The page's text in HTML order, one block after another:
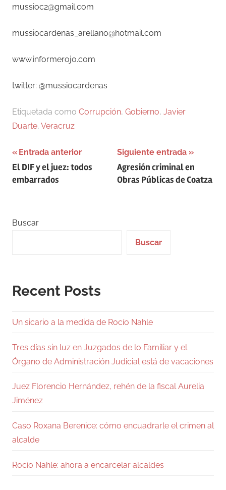
mussioc2@gmail.com
mussiocardenas_arellano@hotmail.com
www.informerojo.com
twitter: @mussiocardenas
Etiquetada como Corrupción, Gobierno, Javier
Duarte, Veracruz
Navegación
de
Entrada anterior
El DIF y el juez: todos
embarrados
Siguiente entrada
Agresión criminal en
Obras Públicas de Coatza
Buscar
Buscar
Recent Posts
Un sicario a la medida de Rocío Nahle
Tres días sin luz en Juzgados de lo Familiar y el
Órgano de Administración Judicial está de vacaciones
Juez Florencio Hernández, rehén de la fiscal Aurelia
Jiménez
Caso Roxana Berenice: cómo encuadrarle el crimen al
alcalde
Rocío Nahle: ahora a encarcelar alcaldes